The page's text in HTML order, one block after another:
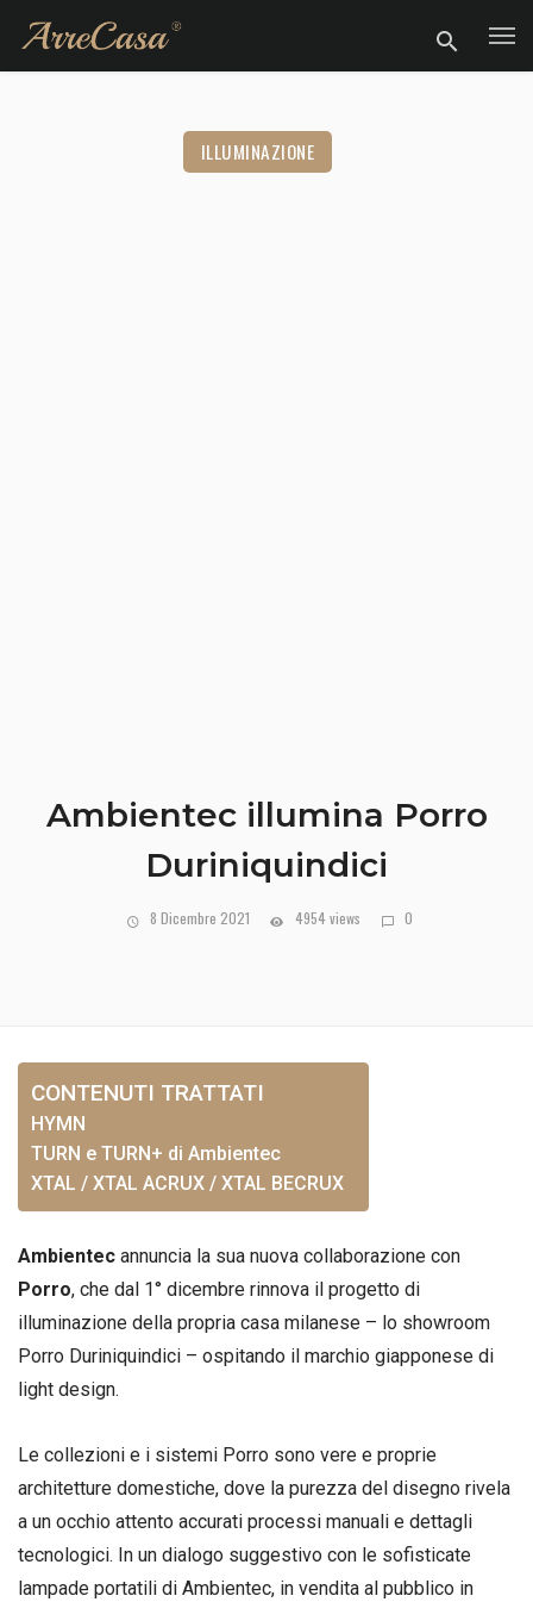
ILLUMINAZIONE
Ambientec illumina Porro
Duriniquindici
8 Dicembre 2021 4954 views 0
CONTENUTI TRATTATI
HYMN
TURN e TURN+ di Ambientec
XTAL / XTAL ACRUX / XTAL BECRUX
Ambientec annuncia la sua nuova collaborazione con
Porro, che dal 1° dicembre rinnova il progetto di
illuminazione della propria casa milanese – lo showroom
Porro Duriniquindici – ospitando il marchio giapponese di
light design.
Le collezioni e i sistemi Porro sono vere e proprie
architetture domestiche, dove la purezza del disegno rivela
a un occhio attento accurati processi manuali e dettagli
tecnologici. In un dialogo suggestivo con le sofisticate
lampade portatili di Ambientec, in vendita al pubblico in